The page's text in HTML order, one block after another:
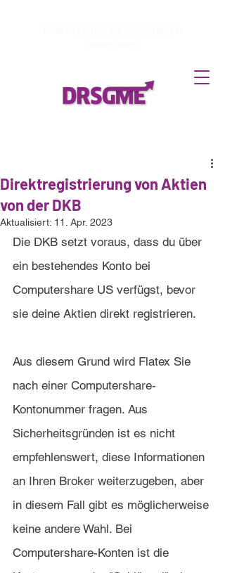
Direktregistrierung von Aktien
von der DKB
Aktualisiert: 11. Apr. 2023
Die DKB setzt voraus, dass du über
ein bestehendes Konto bei
Computershare US verfügst, bevor
sie deine Aktien direkt registrieren.
Aus diesem Grund wird Flatex Sie
nach einer Computershare-
Kontonummer fragen. Aus
Sicherheitsgründen ist es nicht
empfehlenswert, diese Informationen
an Ihren Broker weiterzugeben, aber
in diesem Fall gibt es möglicherweise
keine andere Wahl. Bei
Computershare-Konten ist die